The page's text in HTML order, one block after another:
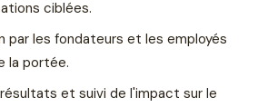
ciblées.
par les fondateurs et les employés
la portée.
et suivi de l'impact sur le